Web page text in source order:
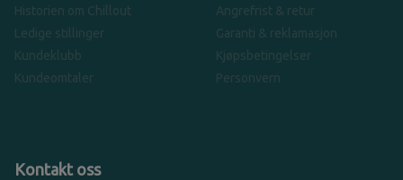
Historien om Chillout
Ledige stillinger
Kundeklubb
Kundeomtaler
Angrefrist & retur
Garanti & reklamasjon
Kjøpsbetingelser
Personvern
Kontakt oss